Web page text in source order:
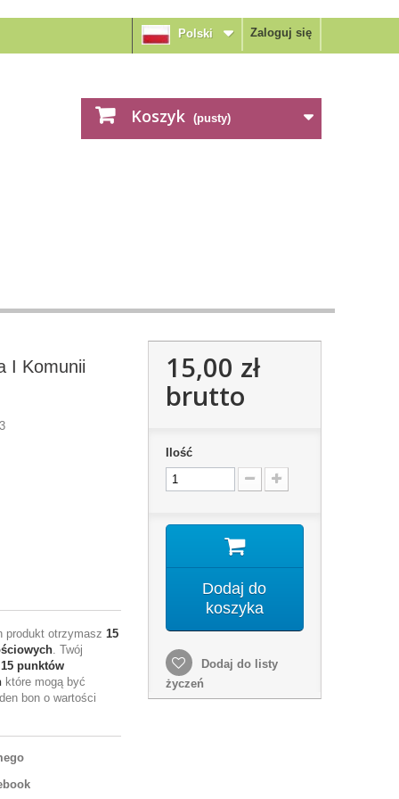
Zaloguj się
Polski
Koszyk (pusty)
I Komunii
produkt otrzymasz 15
. Twój
15 punktów
które mogą być
bon o wartości
15,00 zł
brutto
Ilość
Dodaj do
koszyka
Dodaj do listy
życzeń